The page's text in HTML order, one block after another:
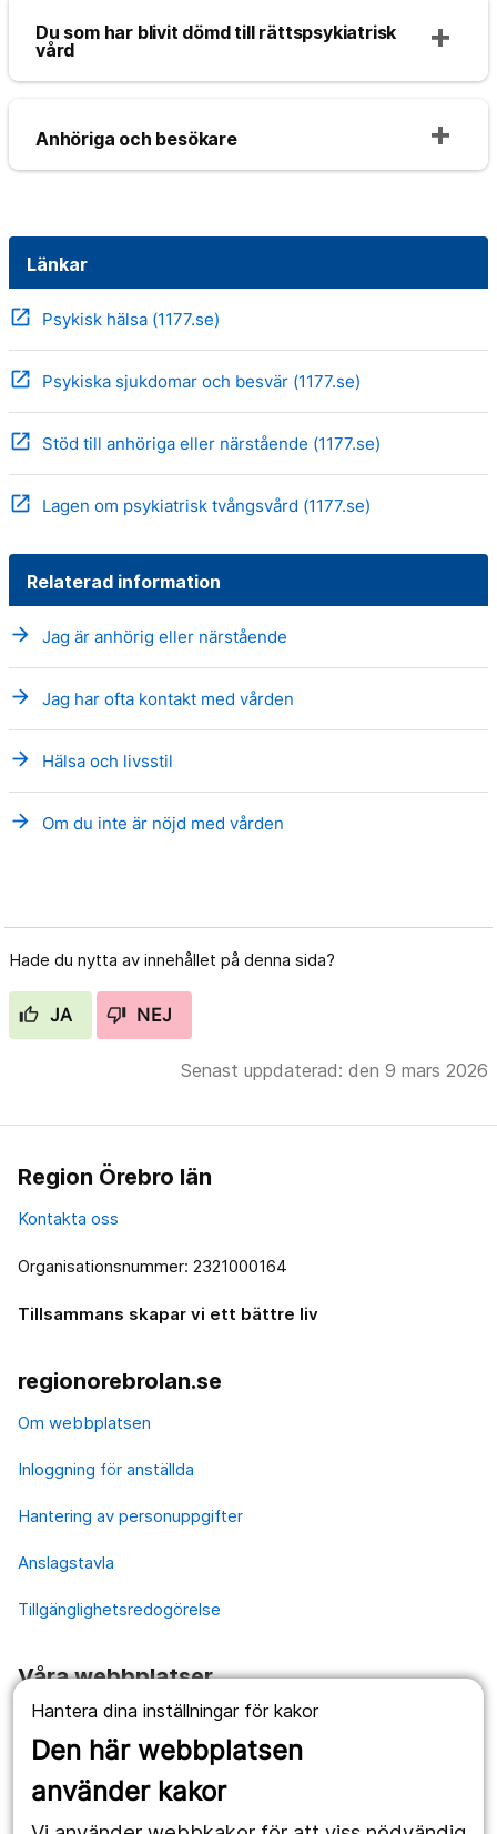
Hantera dina inställningar för kakor
Den här webbplatsen
använder kakor
Du som har blivit dömd till rättspsykiatrisk
vård
Anhöriga och besökare
Länkar
open_in_new Psykisk hälsa (1177.se)
open_in_new Psykiska sjukdomar och besvär (1177.se)
open_in_new Stöd till anhöriga eller närstående (1177.se)
open_in_new Lagen om psykiatrisk tvångsvård (1177.se)
Relaterad information
arrow_forward Jag är anhörig eller närstående
arrow_forward Jag har ofta kontakt med vården
arrow_forward Hälsa och livsstil
arrow_forward Om du inte är nöjd med vården
Hade du nytta av innehållet på denna sida?
JA NEJ
Senast uppdaterad: den 9 mars 2026
Region Örebro län
Kontakta oss
Organisationsnummer: 2321000164
Tillsammans skapar vi ett bättre liv
regionorebrolan.se
Om webbplatsen
Inloggning för anställda
Hantering av personuppgifter
Anslagstavla
Tillgänglighetsredogörelse
Våra webbplatser
1177.se
Länstrafiken